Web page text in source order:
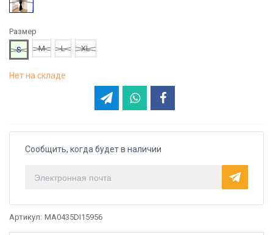
Размер
S
M L XL
Нет на складе
Сообщить, когда будет в наличии
Артикул: MA0435DI15956